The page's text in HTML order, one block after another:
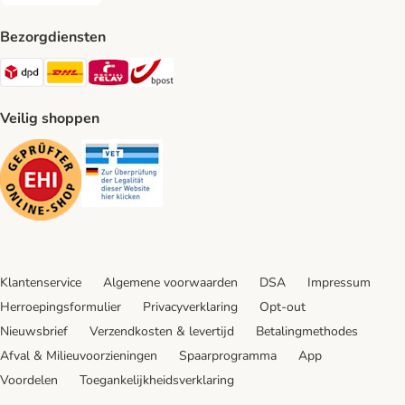
Bezorgdiensten
Dpd Shipping Method
DHL Shipping Method
Mondial Relay Shipping Method
Veilig shoppen
Security
Klantenservice Algemene voorwaarden DSA
Impressum
Herroepingsformulier
Privacyverklaring
Opt-out
Nieuwsbrief
Verzendkosten & levertijd
Betalingmethodes
Afval & Milieuvoorzieningen
Spaarprogramma
App
Voordelen
Toegankelijkheidsverklaring